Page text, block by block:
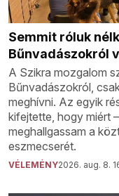
Semmit róluk
Bűnvadászokról
A Szikra mozgalom
Bűnvadászokról,
meghívni. Az egyik
kifejtette, hogy miért
meghallgassam a
eszmecserét.
VÉLEMÉNY2026. aug. 8.